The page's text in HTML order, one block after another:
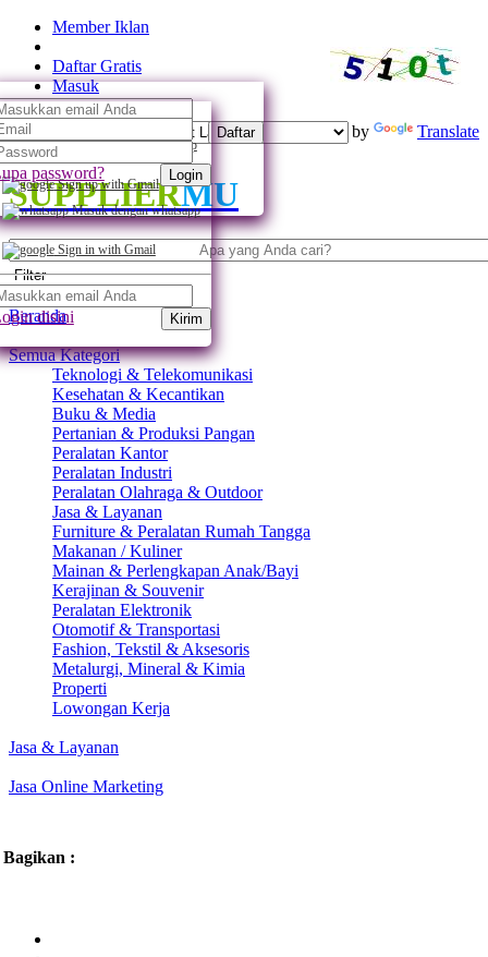
Member Iklan
Daftar Gratis
Daftar
Daftar dengan whatsapp
Sign up with Gmail
Masuk
password? Login
Masuk dengan whatsapp
Sign in with Gmail
disini Kirim
Powered by Translate
SUPPLIERMU
Filter
Beranda
Semua Kategori
Teknologi & Telekomunikasi
Kesehatan & Kecantikan
Buku & Media
Pertanian & Produksi Pangan
Peralatan Kantor
Peralatan Industri
Peralatan Olahraga & Outdoor
Jasa & Layanan
Furniture & Peralatan Rumah Tangga
Makanan / Kuliner
Mainan & Perlengkapan Anak/Bayi
Kerajinan & Souvenir
Peralatan Elektronik
Otomotif & Transportasi
Fashion, Tekstil & Aksesoris
Metalurgi, Mineral & Kimia
Properti
Lowongan Kerja
Jasa & Layanan
Jasa Online Marketing
Bagikan :